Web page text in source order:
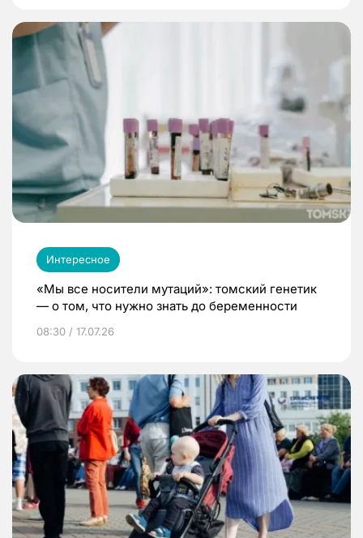
Интересное
«Мы все носители мутаций»: томский генетик
— о том, что нужно знать до беременности
08:30 / 17.07.26